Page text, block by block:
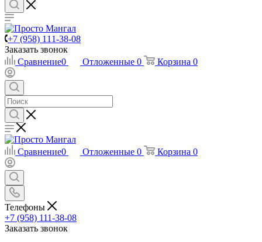
+7 (958) 111-38-08
Заказать звонок
Сравнение0 Отложенные 0 Корзина 0
Сравнение0 Отложенные 0 Корзина 0
Телефоны
+7 (958) 111-38-08
Заказать звонок